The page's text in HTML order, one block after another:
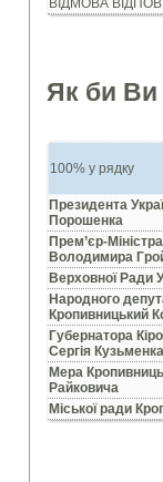
ВІДМОВА
Як би Ви
100% у рядку
Президента
Порошенка
Прем’єр-
Володимира
Верховної Ради
Народного
Кропивницький
Губернатора
Сергія Кузьменка
Мера
Райковича
Міської ради